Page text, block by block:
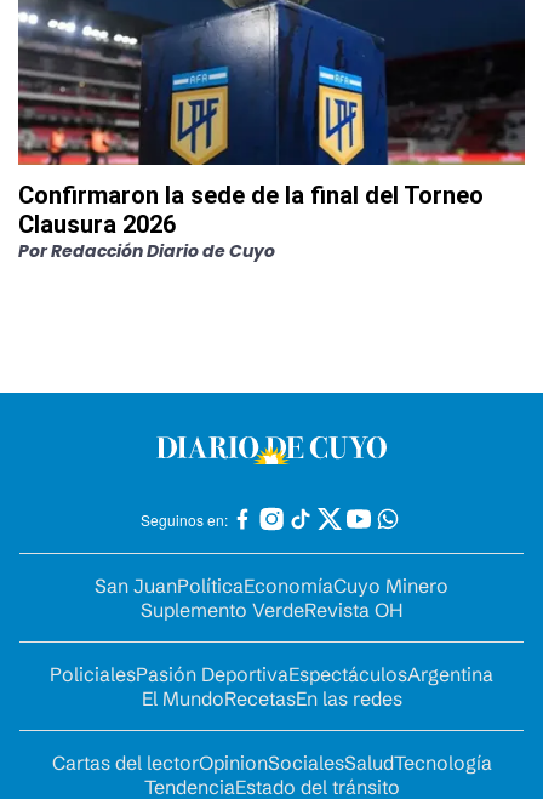
Confirmaron la sede de la final del Torneo
Clausura 2026
PorRedacción Diario de Cuyo
Seguinos en:
San JuanPolíticaEconomíaCuyo Minero
Suplemento VerdeRevista OH
PolicialesPasión DeportivaEspectáculosArgentina
El MundoRecetasEn las redes
Cartas del lectorOpinionSocialesSaludTecnología
TendenciaEstado del tránsito